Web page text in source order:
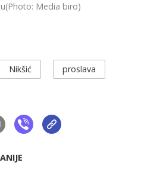
(Photo: Media biro)
Nikšić proslava